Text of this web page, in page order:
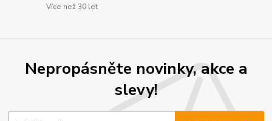
Více než 30 let
Nepropásněte novinky, akce a
slevy!